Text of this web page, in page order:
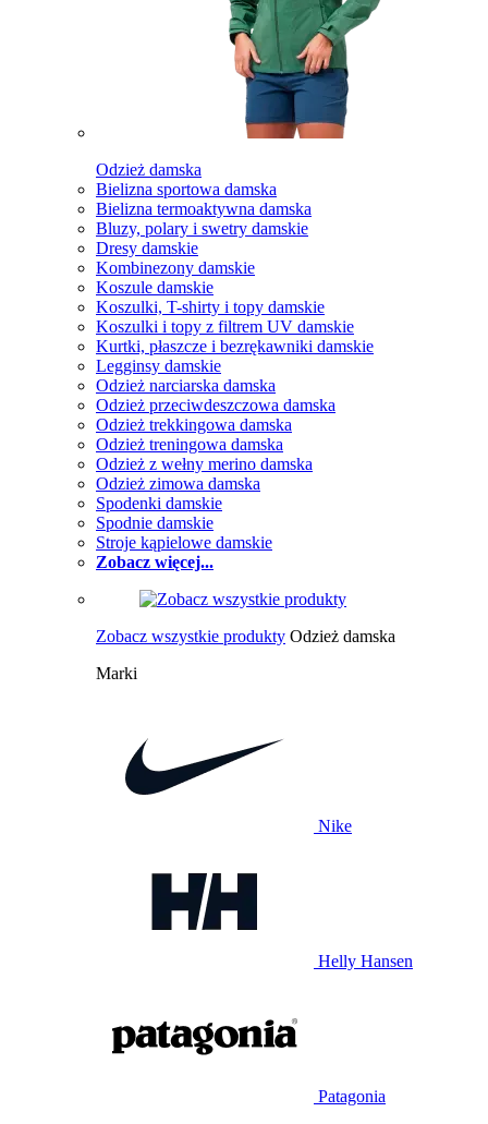
Odzież damska
Bielizna sportowa damska
Bielizna termoaktywna damska
Bluzy, polary i swetry damskie
Dresy damskie
Kombinezony damskie
Koszule damskie
Koszulki, T-shirty i topy damskie
Koszulki i topy z filtrem UV damskie
Kurtki, płaszcze i bezrękawniki damskie
Legginsy damskie
Odzież narciarska damska
Odzież przeciwdeszczowa damska
Odzież trekkingowa damska
Odzież treningowa damska
Odzież z wełny merino damska
Odzież zimowa damska
Spodenki damskie
Spodnie damskie
Stroje kąpielowe damskie
Zobacz więcej...
Zobacz wszystkie produkty Odzież damska
Marki
Nike
Helly Hansen
Patagonia